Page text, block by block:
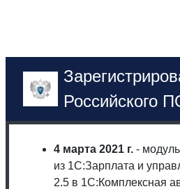
Российского
4 марта 2021 г. -
из 1С:Зарплата и
2.5 в 1С:Комплексная